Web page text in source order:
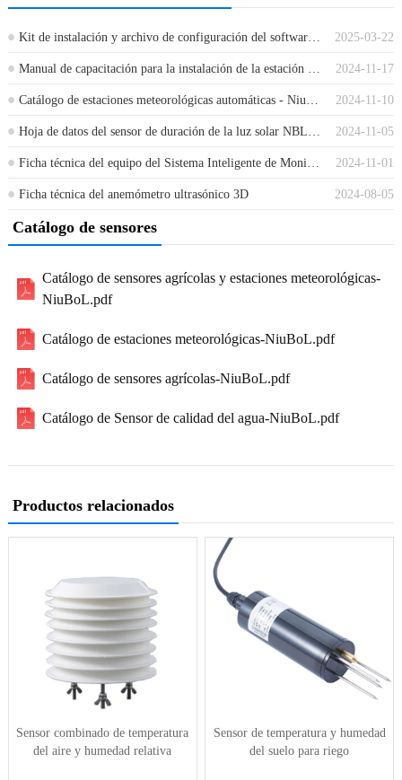
2025-03-22
Kit de instalación y archivo de configuración del software para PC del comprobador portátil
2024-11-17
2024-11-10
2024-11-05
2024-11-01
2024-08-05
Ficha técnica del anemómetro ultrasónico 3D
Catálogo de sensores
Catálogo de sensores agrícolas y estaciones meteorológicas-
NiuBoL.pdf
Catálogo de estaciones meteorológicas-NiuBoL.pdf
Catálogo de sensores agrícolas-NiuBoL.pdf
Catálogo de Sensor de calidad del agua-NiuBoL.pdf
Productos relacionados
Sensor combinado de temperatura
del aire y humedad relativa
Sensor de temperatura y humedad
del suelo para riego